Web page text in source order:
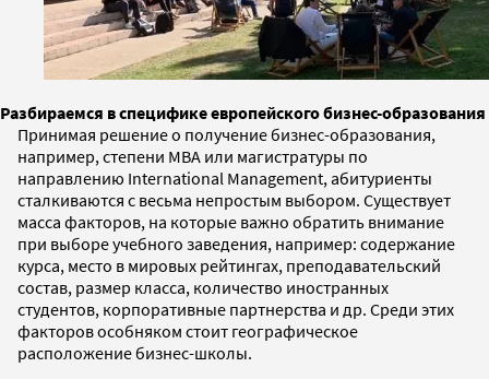
Разбираемся в специфике европейского бизнес-образования
Принимая решение о получение бизнес-образования,
например, степени MBA или магистратуры по
направлению International Management, абитуриенты
сталкиваются с весьма непростым выбором. Существует
масса факторов, на которые важно обратить внимание
при выборе учебного заведения, например: содержание
курса, место в мировых рейтингах, преподавательский
состав, размер класса, количество иностранных
студентов, корпоративные партнерства и др. Среди этих
факторов особняком стоит географическое
расположение бизнес-школы.